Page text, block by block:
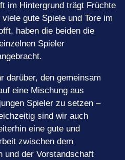
im Hintergrund trägt Früchte
gute Spiele und Tore im
haben die beiden die
Spieler
darüber, den gemeinsam
eine Mischung aus
Spieler zu setzen –
sind wir auch
eine gute und
zwischen dem
und der Vorstandschaft